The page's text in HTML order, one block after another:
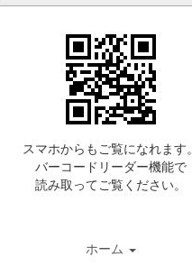
スマホからもご覧になれます。
バーコードリーダー機能で
読み取ってご覧ください。
ホーム